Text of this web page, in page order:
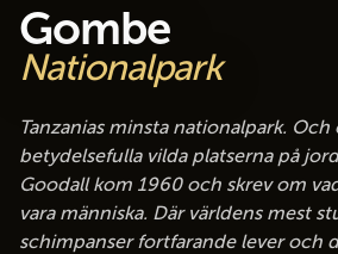
Gombe
Nationalpark
Tanzanias minsta nationalpark. Och
betydelsefulla vilda platserna på
Goodall kom 1960 och skrev om
vara människa. Där världens mest
schimpanser fortfarande lever och